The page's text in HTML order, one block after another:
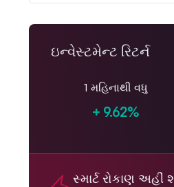
ઇન્વેસ્ટમેન્ટ રિટર્ન
1 મહિનાથી વધુ
+ 9.62%
સ્માર્ટ રોકાણ